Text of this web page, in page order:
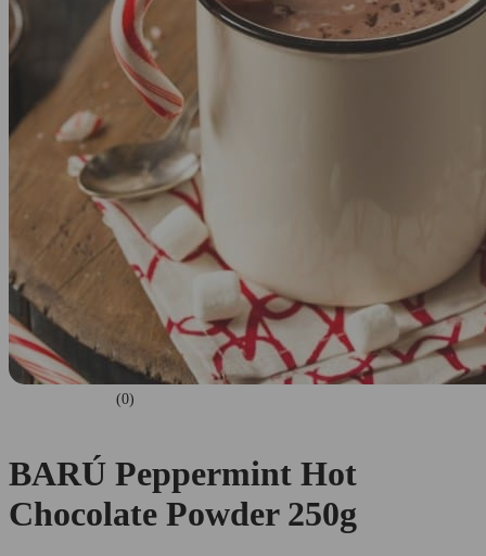
(0)
BARÚ Peppermint Hot
Chocolate Powder 250g